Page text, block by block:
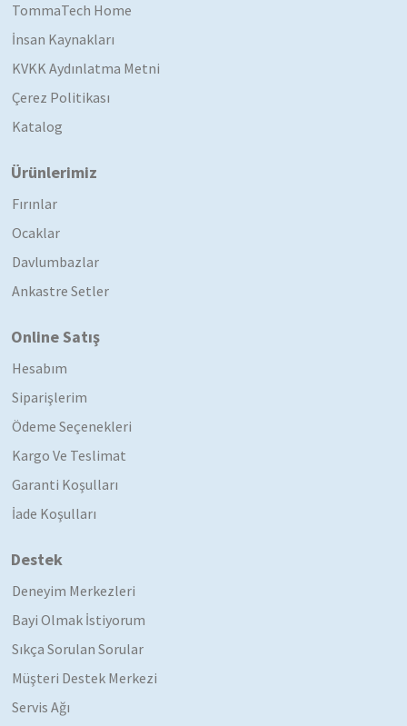
TommaTech Home
İnsan Kaynakları
KVKK Aydınlatma Metni
Çerez Politikası
Katalog
Ürünlerimiz
Fırınlar
Ocaklar
Davlumbazlar
Ankastre Setler
Online Satış
Hesabım
Siparişlerim
Ödeme Seçenekleri
Kargo Ve Teslimat
Garanti Koşulları
İade Koşulları
Destek
Deneyim Merkezleri
Bayi Olmak İstiyorum
Sıkça Sorulan Sorular
Müşteri Destek Merkezi
Servis Ağı